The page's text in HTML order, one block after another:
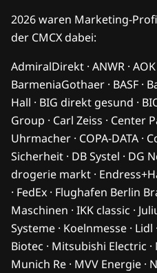
2026 waren Marketing-
der CMCX dabei:
AdmiralDirekt · ANWR · AOK
BarmeniaGothaer · BASF ·
Hall · BIG direkt gesund ·
Group · Carl Zeiss · Center
Uhrmacher · COPA-DATA ·
Sicherheit · DB Systel · DG
drogerie markt ·
· FedEx · Flughafen Berlin
Maschinen · IKK classic ·
Systeme · Koelnmesse · Lidl
Biotec · Mitsubishi Electric
Munich Re · MVV Energie ·